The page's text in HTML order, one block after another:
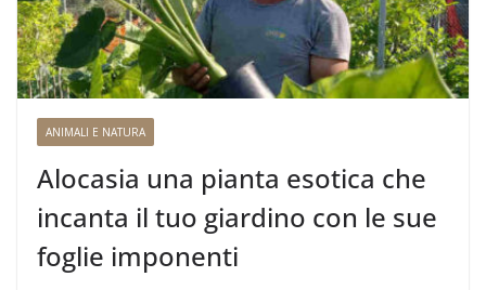
ANIMALI E NATURA
Alocasia una pianta esotica che
incanta il tuo giardino con le sue
foglie imponenti